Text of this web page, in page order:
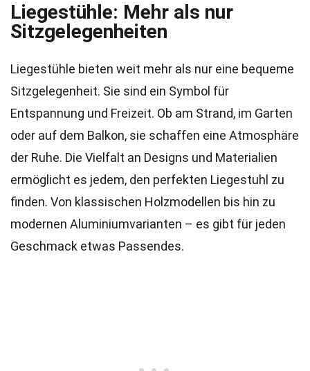
Liegestühle: Mehr als nur
Sitzgelegenheiten
Liegestühle bieten weit mehr als nur eine bequeme
Sitzgelegenheit. Sie sind ein Symbol für
Entspannung und Freizeit. Ob am Strand, im Garten
oder auf dem Balkon, sie schaffen eine Atmosphäre
der Ruhe. Die Vielfalt an Designs und Materialien
ermöglicht es jedem, den perfekten Liegestuhl zu
finden. Von klassischen Holzmodellen bis hin zu
modernen Aluminiumvarianten – es gibt für jeden
Geschmack etwas Passendes.